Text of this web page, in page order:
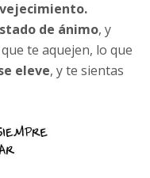
de ánimo, y
te aquejen, lo que
eleve, y te sientas